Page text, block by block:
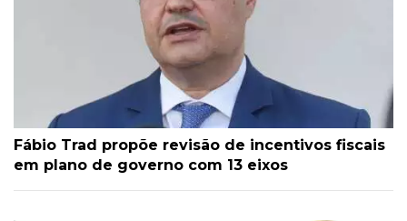
Fábio Trad propõe revisão de incentivos fiscais
em plano de governo com 13 eixos